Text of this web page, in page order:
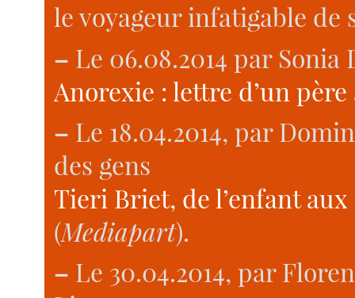
le voyageur infatigable de
– Le 06.08.2014 par
Anorexie : lettre d’un
– Le 18.04.2014, par
des gens
Tieri Briet, de l’enfant
(Mediapart).
– Le 30.04.2014, par